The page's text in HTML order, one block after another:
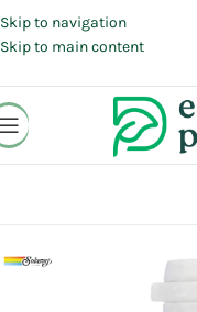
Skip to navigation
Skip to main content